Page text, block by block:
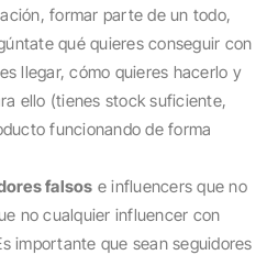
formar parte de un todo,
qué quieres conseguir con
llegar, cómo quieres hacerlo y
ello (tienes stock suficiente,
funcionando de forma
falsos e influencers que no
no cualquier influencer con
importante que sean seguidores